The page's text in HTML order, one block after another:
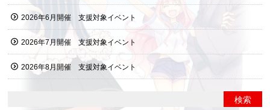
2026年6月開催 支援対象イベント
2026年7月開催 支援対象イベント
2026年8月開催 支援対象イベント